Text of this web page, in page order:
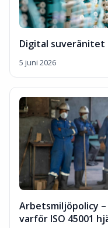
Digital
5 juni 2026
Arbetsmiljöpolicy –
varför ISO 45001